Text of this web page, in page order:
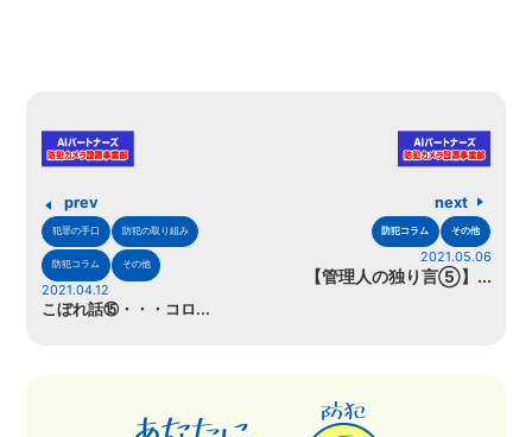
prev
犯罪の手口 防犯の取り組み
防犯コラム その他
2021.04.12
こぼれ話⑮・・・コロ...
next
防犯コラム その他
2021.05.06
【管理人の独り言⑤】...